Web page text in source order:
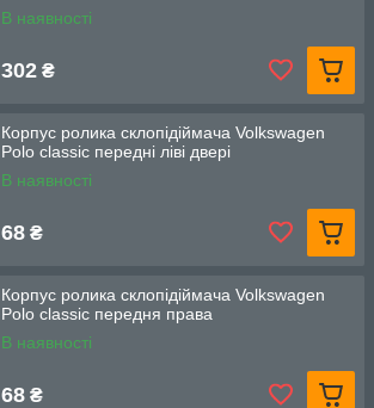
В наявності
302 ₴
Корпус ролика склопідіймача Volkswagen
Polo classic передні ліві двері
В наявності
68 ₴
Корпус ролика склопідіймача Volkswagen
Polo classic передня права
В наявності
68 ₴